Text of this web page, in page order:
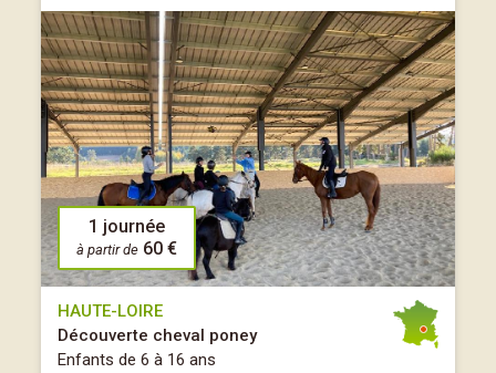
1 journée
à partir de 60 €
HAUTE-LOIRE
Découverte cheval poney
Enfants de 6 à 16 ans